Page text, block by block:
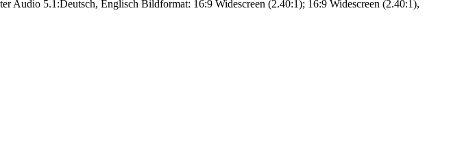
5.1:Deutsch, Englisch Bildformat: 16:9 Widescreen (2.40:1); 16:9 Widescreen (2.40:1),